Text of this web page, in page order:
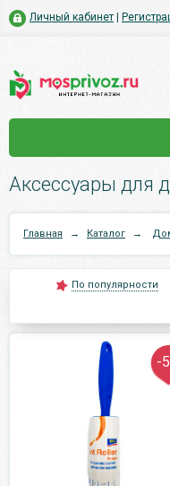
Личный кабинет
Аксессуары для
Главная → Каталог →
По популярности
-